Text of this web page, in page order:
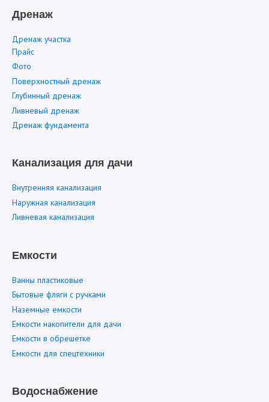
Дренаж
Дренаж участка
Прайс
Фото
Поверхностный дренаж
Глубинный дренаж
Ливневый дренаж
Дренаж фундамента
Канализация для дачи
Внутренняя канализация
Наружная канализация
Ливневая канализация
Емкости
Ванны пластиковые
Бытовые фляги с ручками
Наземные емкости
Емкости накопители для дачи
Емкости в обрешетке
Емкости для спецтехники
Водоснабжение